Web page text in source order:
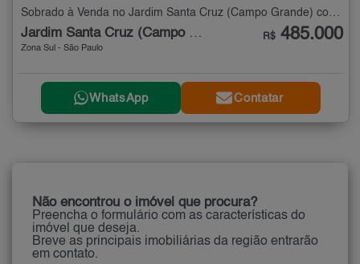
Sobrado à Venda no Jardim Santa Cruz (Campo Grande) com 2 quartos - 64 m²
Jardim Santa Cruz (Campo Grande)
Zona Sul - São Paulo
R$ 485.000
WhatsApp Contatar
Não encontrou o imóvel que procura?
Preencha o formulário com as características do
imóvel que deseja.
Breve as principais imobiliárias da região entrarão
em contato.